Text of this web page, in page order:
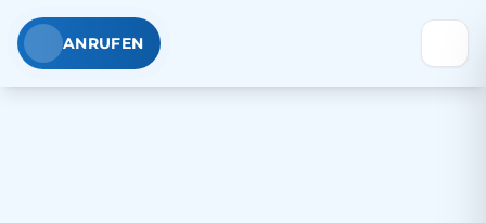
ANRUFEN